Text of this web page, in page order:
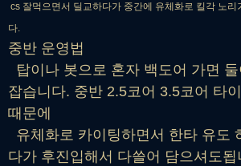
cs 잘먹으면서 딜교하다가 중간에 유체화로 킬각 노리
다.
중반 운영법
탑이나 봇으로 혼자 백도어 가면
잡습니다. 중반 2.5코어 3.5코어 타
때문에
유체화로 카이팅하면서 한타 유도
다가 후진입해서 다쓸어 담으셔도됩